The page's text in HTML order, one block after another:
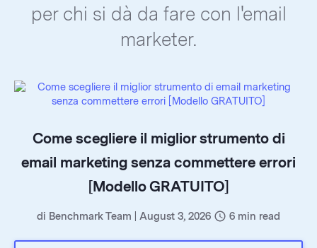
per chi si dà da fare con l'email
marketer.
Come scegliere il miglior strumento di
email marketing senza commettere errori
[Modello GRATUITO]
di Benchmark Team August 3, 2026 6 min read